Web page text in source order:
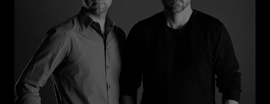
Spare jetzt 40